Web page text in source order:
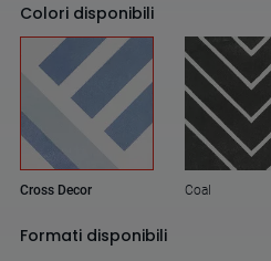
Colori disponibili
Cross Decor Coal
Formati disponibili